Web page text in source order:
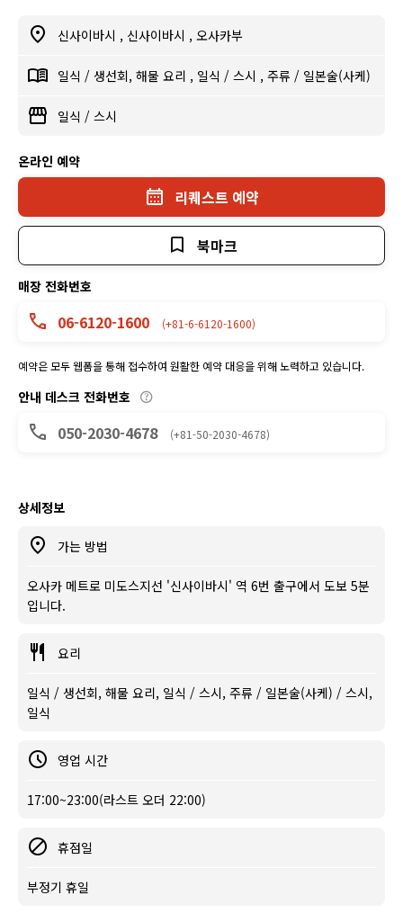
신사이바시 , 신사이바시 , 오사카부
일식 / 생선회, 해물 요리 , 일식 / 스시 , 주류 / 일본술(사케)
일식 / 스시
온라인 예약
리퀘스트 예약
북마크
매장 전화번호
06-6120-1600 (+81-6-6120-1600)
예약은 모두 웹폼을 통해 접수하여 원활한 예약 대응을 위해 노력하고 있습니다.
안내 데스크 전화번호
050-2030-4678 (+81-50-2030-4678)
상세정보
가는 방법
오사카 메트로 미도스지선 '신사이바시' 역 6번 출구에서 도보 5분
입니다.
요리
일식 / 생선회, 해물 요리, 일식 / 스시, 주류 / 일본술(사케) / 스시,
일식
영업 시간
17:00~23:00(라스트 오더 22:00)
휴점일
부정기 휴일